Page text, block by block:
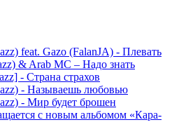
fеаt. Gazo (FalanJA) - Плевать
& Arab MC – Надо знать
- Страна страхов
- Называешь любовью
- Мир будет брошен
с новым альбомом «Кара-